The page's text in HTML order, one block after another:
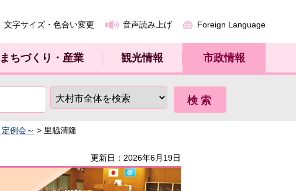
文字サイズ・色合い変更 音声読み上げ Foreign Language
まちづくり・産業 観光情報 市政情報
例会～ > 里脇清隆
更新日：2026年6月19日